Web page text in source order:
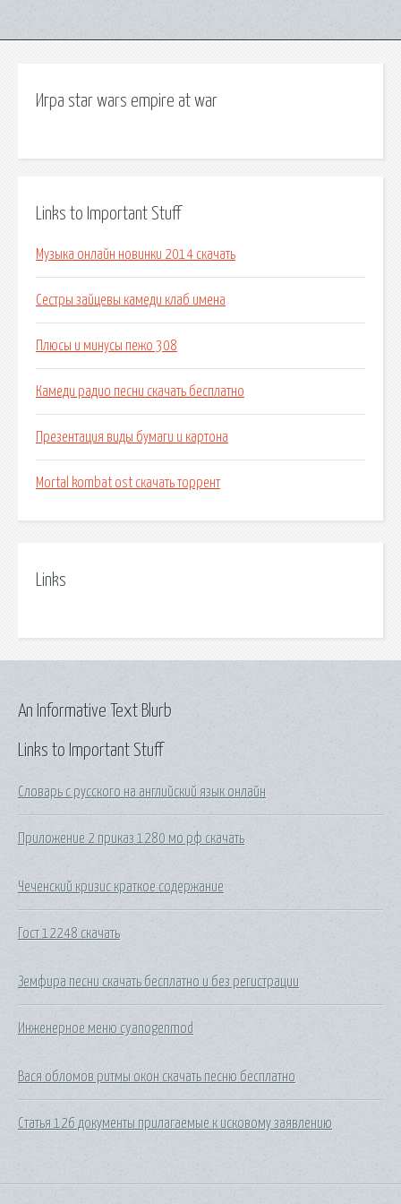
Игра star wars empire at war
Links to Important Stuff
Музыка онлайн новинки 2014 скачать
Сестры зайцевы камеди клаб имена
Плюсы и минусы пежо 308
Камеди радио песни скачать бесплатно
Презентация виды бумаги и картона
Mortal kombat ost скачать торрент
Links
Links to Important Stuff
Словарь с русского на английский язык онлайн
Приложение 2 приказ 1280 мо рф скачать
Чеченский кризис краткое содержание
Гост 12248 скачать
Земфира песни скачать бесплатно и без регистрации
Инженерное меню cyanogenmod
Вася обломов ритмы окон скачать песню бесплатно
Статья 126 документы прилагаемые к исковому заявлению
An Informative Text Blurb